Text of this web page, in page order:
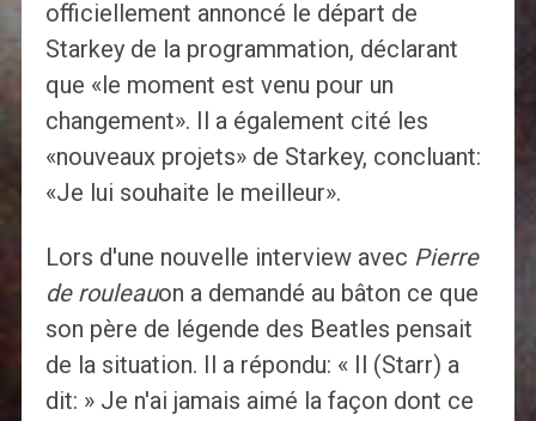
officiellement annoncé le départ de
Starkey de la programmation, déclarant
que «le moment est venu pour un
changement». Il a également cité les
«nouveaux projets» de Starkey, concluant:
«Je lui souhaite le meilleur».
Lors d'une nouvelle interview avec Pierre
de rouleauon a demandé au bâton ce que
son père de légende des Beatles pensait
de la situation. Il a répondu: « Il (Starr) a
dit: » Je n'ai jamais aimé la façon dont ce